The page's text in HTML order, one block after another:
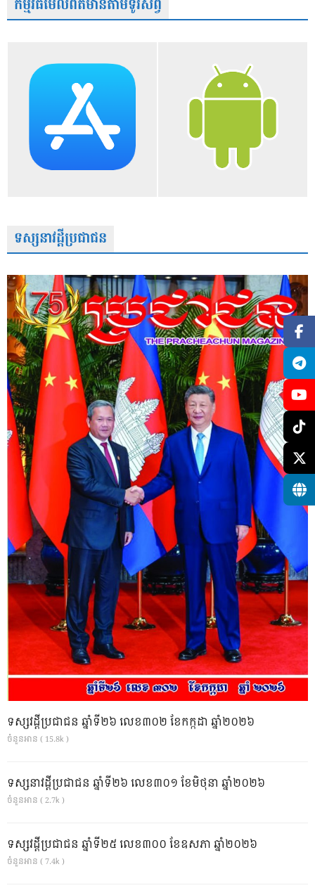
កម្មវិធីមើលព័ត៌មានតាមទូរស័ព្វ
ទស្សនាវដ្តីប្រជាជន
ទស្សវដ្តីប្រជាជន ឆ្នាំទី២៦ លេខ៣០២ ខែកក្កដា ឆ្នាំ២០២៦
ចំនួនអាន ( 15.8k )
ទស្សនាវដ្ដីប្រជាជន ឆ្នាំទី២៦ លេខ៣០១ ខែមិថុនា ឆ្នាំ២០២៦
ចំនួនអាន ( 2.7k )
ទស្សវដ្តីប្រជាជន ឆ្នាំទី២៥ លេខ៣០០ ខែឧសភា ឆ្នាំ២០២៦
ចំនួនអាន ( 7.4k )